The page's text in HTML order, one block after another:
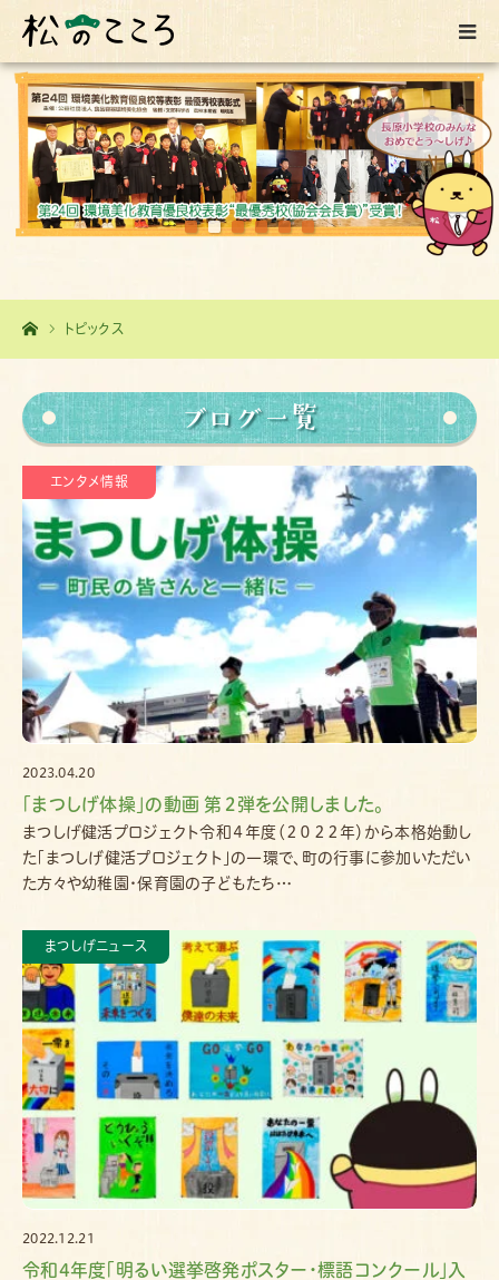
ホームトピックス
ブログ一覧
エンタメ情報
2023.04.20
｢まつしげ体操｣の動画 第２弾を公開しました。
まつしげ健活プロジェクト令和４年度（２０２２年）から本格始動し
た「まつしげ健活プロジェクト」の一環で、町の行事に参加いただい
た方々や幼稚園・保育園の子どもたち…
まつしげニュース
2022.12.21
令和4年度「明るい選挙啓発ポスター・標語コンクール｣入